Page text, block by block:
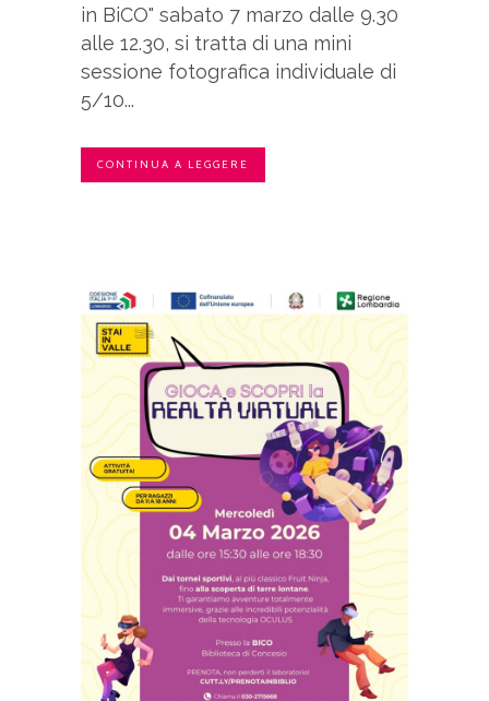
in BiCO" sabato 7 marzo dalle 9.30
alle 12.30, si tratta di una mini
sessione fotografica individuale di
5/10...
CONTINUA A LEGGERE